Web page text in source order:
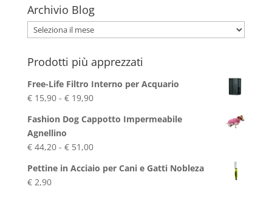
Archivio Blog
Archivio
Blog
Prodotti più apprezzati
Free-Life Filtro Interno per Acquario
€15,90 - €19,90Fascia
prezzo:
€ 15,90
a
Fashion Dog Cappotto Impermeabile
Agnellino
€44,20 - €51,00Fascia
prezzo:
Pettine in Acciaio per Cani e Gatti Nobleza
€2,90